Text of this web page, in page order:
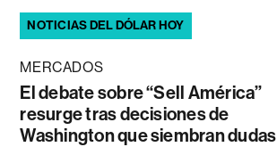
NOTICIAS DEL DÓLAR HOY
MERCADOS
El debate sobre “Sell América”
resurge tras decisiones de
Washington que siembran dudas